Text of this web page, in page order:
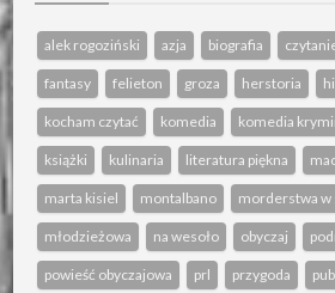
alek rogoziński azja biografia
fantasy felieton groza herstoria
kocham czytać komedia komedia
książki kulinaria literatura piękna
marta kisiel montalbano morderstwa w
młodzieżowa na wesoło obyczaj
powieść obyczajowa prl przygoda